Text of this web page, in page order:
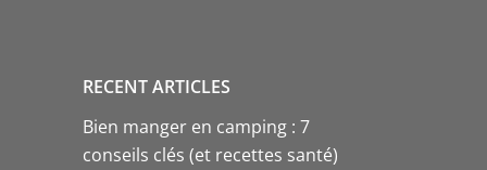
RECENT ARTICLES
Bien manger en camping : 7
conseils clés (et recettes santé)